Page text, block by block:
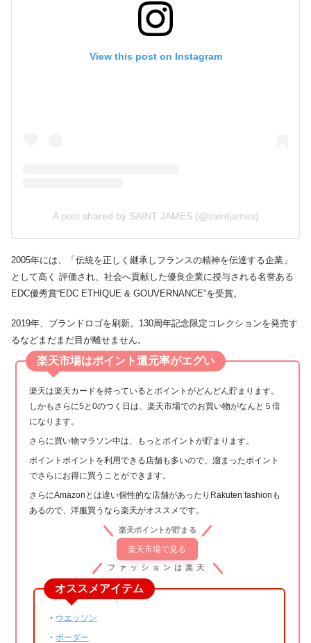
View this post on Instagram
A post shared by SAINT JAMES (@saintjames)
2005年には、「伝統を正しく継承しフランスの精神を伝達する企業」
として高く 評価され、社会へ貢献した優良企業に授与される名誉ある
EDC優秀賞“EDC ETHIQUE & GOUVERNANCE”を受賞。
2019年、ブランドロゴを刷新。130周年記念限定コレクションを発売す
るなどまだまだ目が離せません。
楽天市場はポイント還元率がエグい
楽天は楽天カードを持っているとポイントがどんどん貯まります。
しかもさらに5と0のつく日は、楽天市場でのお買い物がなんと５倍
になります。
さらに買い物マラソン中は、もっとポイントが貯まります。
ポイントポイントを利用できる店舗も多いので、溜まったポイント
でさらにお得に買うことができます。
さらにAmazonとは違い個性的な店舗があったりRakuten fashionも
あるので、洋服買うなら楽天がオススメです。
楽天ポイントが貯まる
楽天市場で見る
ファッションは楽天
オススメアイテム
・ ウエッソン
・ ボーダー